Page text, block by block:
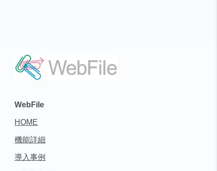
WebFile
HOME
機能詳細
導入事例